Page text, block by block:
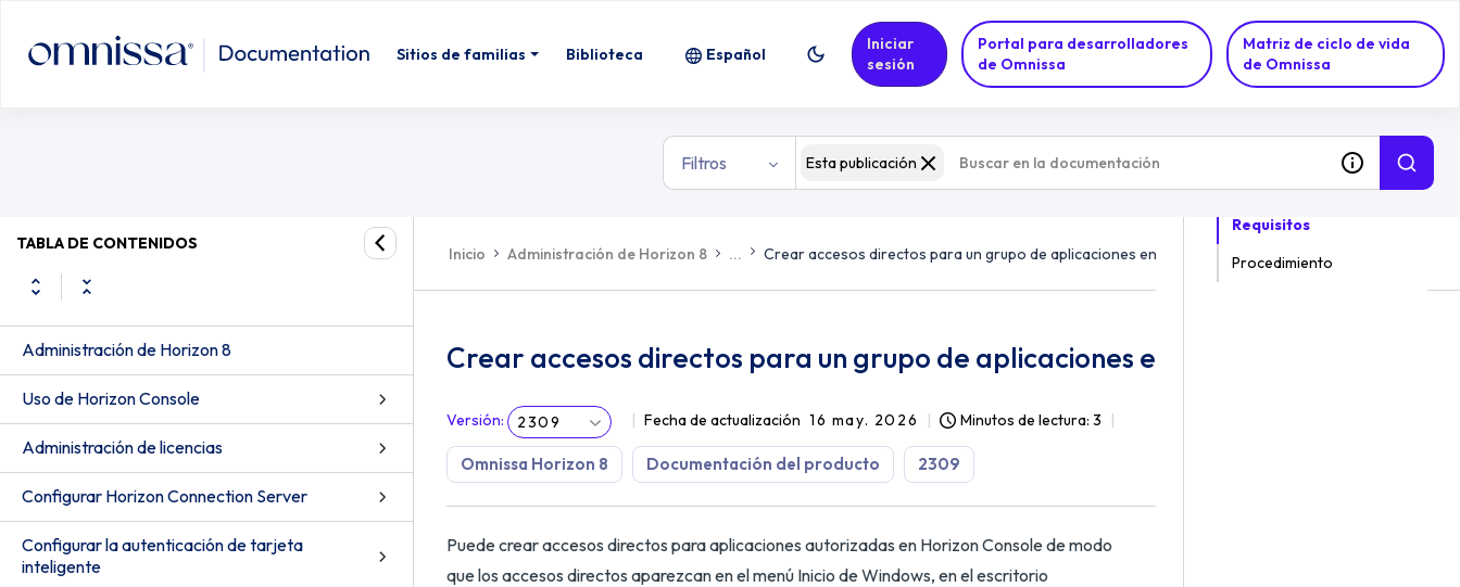
Sitios de familias Biblioteca
Portal para desarrolladores
de Omnissa
Matriz de ciclo de vida
de Omnissa
Español
Iniciar
sesión
Filtros Esta publicación
Crear accesos directos para un grupo de aplicaciones en Horizon Console
TABLA DE CONTENIDOS
Administración de Horizon 8
Uso de Horizon Console
Administración de licencias
Configurar Horizon Connection Server
Configurar la autenticación de tarjeta
inteligente
Inicio Administración de Horizon 8 ... Crear accesos directos para un grupo de aplicaciones en Horizon Console
Crear accesos directos para un grupo de aplicaciones en Horizon Console
Versión: 2309 Fecha de actualización 16 may. 2026 Minutos de lectura: 3
Omnissa Horizon 8 Documentación del producto 2309
Puede crear accesos directos para aplicaciones autorizadas en Horizon Console de modo
que los accesos directos aparezcan en el menú Inicio de Windows, en el escritorio
Requisitos
Procedimiento